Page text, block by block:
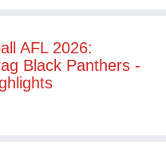
AFL 2026:
Black Panthers -